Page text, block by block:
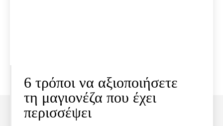
6 τρόποι να αξιοποιήσετε
τη μαγιονέζα που έχει
περισσέψει